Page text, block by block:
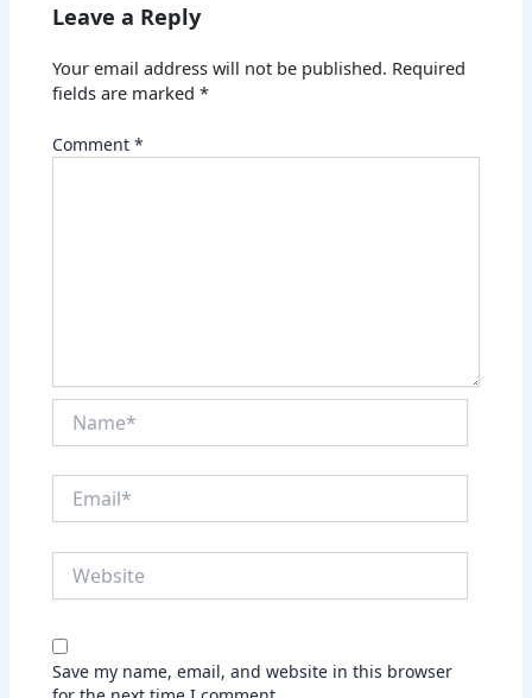
Leave a Reply
Your email address will not be published. Required
fields are marked*
Comment*
Save my name, email, and website in this browser